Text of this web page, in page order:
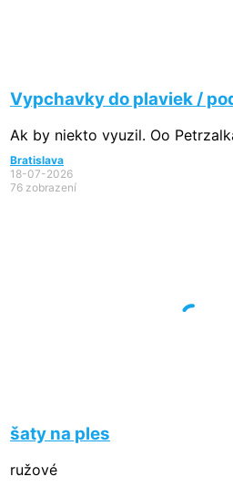
Vypchavky do plaviek /
Ak by niekto vyuzil. Oo
Bratislava
18-07-2026
76 zobrazení
šaty na ples
ružové